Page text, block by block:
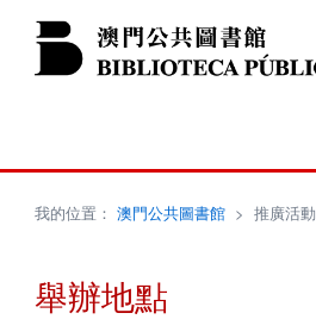
我的位置： 澳門公共圖書館> 推廣活動
舉辦地點